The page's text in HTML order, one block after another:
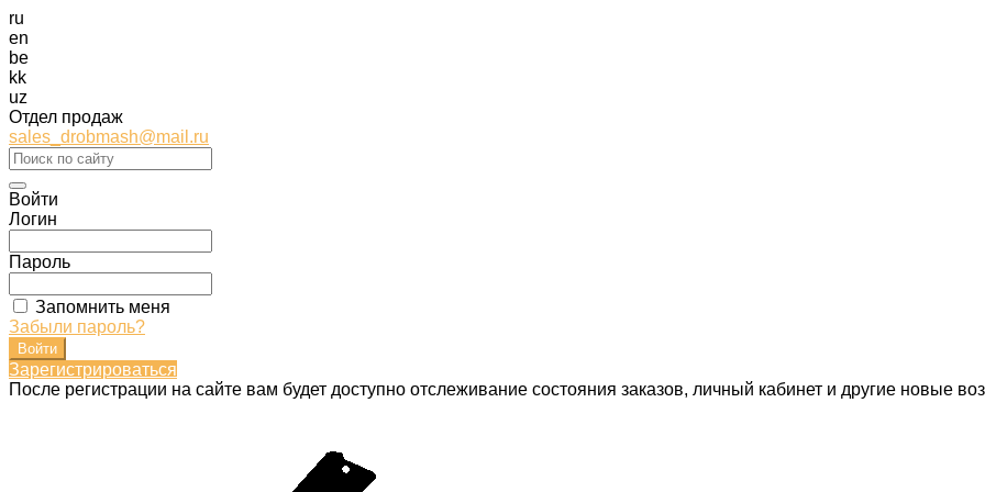
ru
en
be
kk
uz
Отдел продаж
sales_drobmash@mail.ru
Войти
Логин
Пароль
Запомнить меня
Забыли пароль?
Зарегистрироваться
После регистрации на сайте вам будет доступно отслеживание состояния заказов, личный кабинет и другие новые